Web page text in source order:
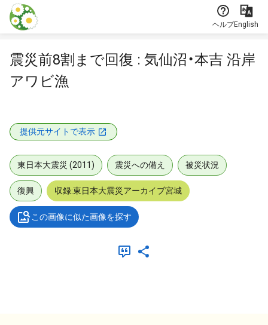
本文に飛ぶ
ヘルプEnglish
震災前8割まで回復 : 気仙沼・本吉 沿岸
アワビ漁
提供元サイトで表示
東日本大震災 (2011) 震災への備え 被災状況
復興 収録:東日本大震災アーカイブ宮城
この画像に似た画像を探す